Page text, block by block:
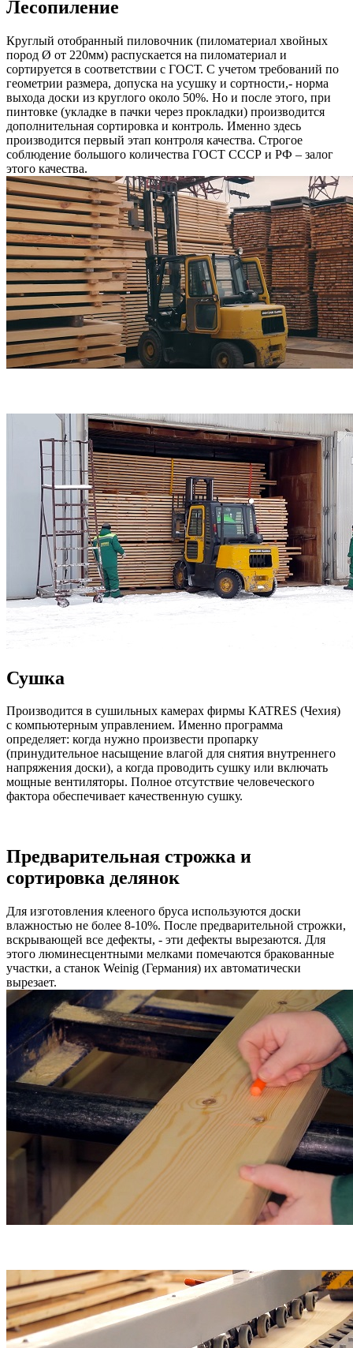
Лесопиление
Круглый отобранный пиловочник (пиломатериал хвойных
пород Ø от 220мм) распускается на пиломатериал и
сортируется в соответствии с ГОСТ. С учетом требований по
геометрии размера, допуска на усушку и сортности,- норма
выхода доски из круглого около 50%. Но и после этого, при
пинтовке (укладке в пачки через прокладки) производится
дополнительная сортировка и контроль. Именно здесь
производится первый этап контроля качества. Строгое
соблюдение большого количества ГОСТ СССР и РФ – залог
этого качества.
Сушка
Производится в сушильных камерах фирмы KATRES (Чехия)
с компьютерным управлением. Именно программа
определяет: когда нужно произвести пропарку
(принудительное насыщение влагой для снятия внутреннего
напряжения доски), а когда проводить сушку или включать
мощные вентиляторы. Полное отсутствие человеческого
фактора обеспечивает качественную сушку.
Предварительная строжка и
сортировка делянок
Для изготовления клееного бруса используются доски
влажностью не более 8-10%. После предварительной строжки,
вскрывающей все дефекты, - эти дефекты вырезаются. Для
этого люминесцентными мелками помечаются бракованные
участки, а станок Weinig (Германия) их автоматически
вырезает.